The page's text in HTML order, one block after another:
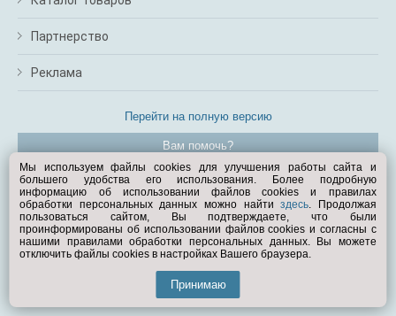
Партнерство
Реклама
Перейти на полную версию
Вам помочь?
© Exist.ru 1998—2026
Мы используем файлы cookies для улучшения работы сайта и
большего удобства его использования. Более подробную
информацию об использовании файлов cookies и правилах
обработки персональных данных можно найтиздесь. Продолжая
пользоваться сайтом, Вы подтверждаете, что были
проинформированы об использовании файлов cookies и согласны с
нашими правилами обработки персональных данных. Вы можете
отключить файлы cookies в настройках Вашего браузера.
Принимаю